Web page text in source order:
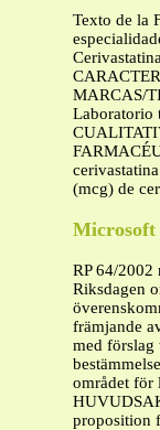
Texto de la
MARCAS/
Laboratorio
(mcg) de
Microsoft
RP 64/2002
Riksdagen
främjande
med förslag
området för
proposition